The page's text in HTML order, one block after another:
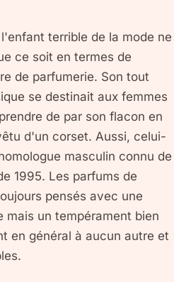
terrible de la mode ne
ce soit en termes de
de parfumerie. Son tout
se destinait aux femmes
de par son flacon en
d'un corset. Aussi, celui-
masculin connu de
1995. Les parfums de
pensés avec une
mais un tempérament bien
en général à aucun autre et